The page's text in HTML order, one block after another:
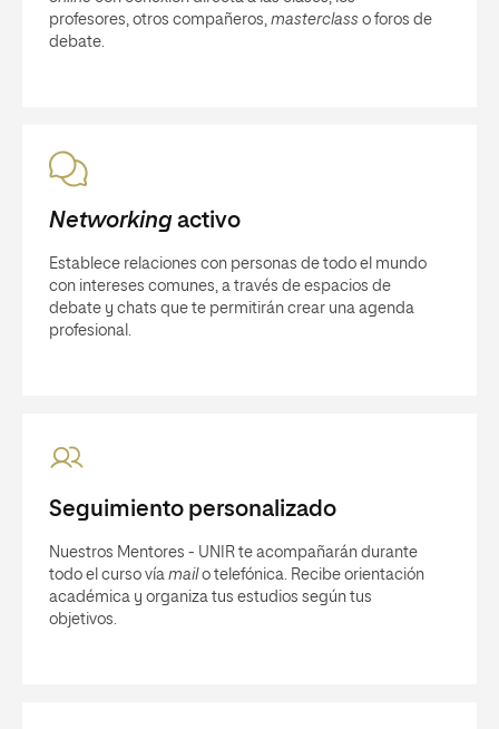
profesores, otros compañeros, masterclass o foros de
debate.
Networkingactivo
Establece relaciones con personas de todo el mundo
con intereses comunes, a través de espacios de
debate y chats que te permitirán crear una agenda
profesional.
Seguimiento personalizado
Nuestros Mentores - UNIR te acompañarán durante
todo el curso vía mail o telefónica. Recibe orientación
académica y organiza tus estudios según tus
objetivos.